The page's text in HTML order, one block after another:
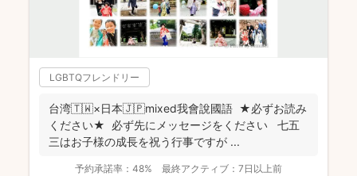
LGBTQフレンドリー
台湾🇹🇼×日本🇯🇵mixed我會說國語 ★必ずお読み
ください★ 必ず先にメッセージをください 七五
三はお子様の成長を祝う行事ですが ...
予約承諾率： 48% 最終アクティブ： 7日以上前